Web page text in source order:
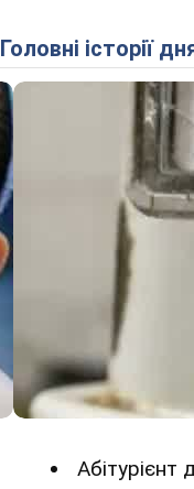
Головні історії